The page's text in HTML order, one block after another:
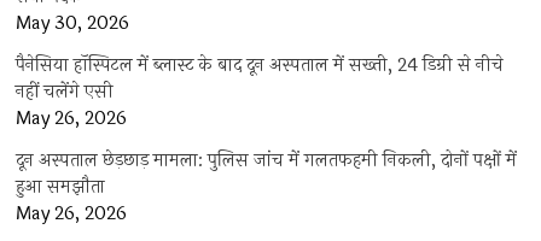
May 30, 2026
पैनेसिया हॉस्पिटल में ब्लास्ट के बाद दून अस्पताल में सख्ती, 24 डिग्री से नीचे
नहीं चलेंगे एसी
May 26, 2026
दून अस्पताल छेड़छाड़ मामला: पुलिस जांच में गलतफहमी निकली, दोनों पक्षों में
हुआ समझौता
May 26, 2026